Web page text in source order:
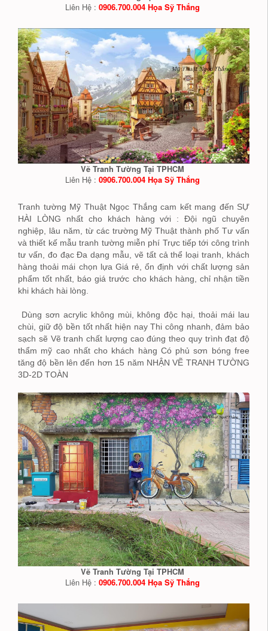
Liên Hệ : 0906.700.004 Họa Sỹ Thắng
Vẽ Tranh Tường Tại TPHCM
Liên Hệ : 0906.700.004 Họa Sỹ Thắng
Tranh tường Mỹ Thuật Ngọc Thắng cam kết mang đến SỰ
HÀI LÒNG nhất cho khách hàng với : Đội ngũ chuyên
nghiệp, lâu năm, từ các trường Mỹ Thuật thành phố Tư vấn
và thiết kế mẫu tranh tường miễn phí Trực tiếp tới công trình
tư vấn, đo đạc Đa dạng mẫu, vẽ tất cả thể loại tranh, khách
hàng thoải mái chọn lựa Giá rẻ, ổn định với chất lượng sản
phẩm tốt nhất, báo giá trước cho khách hàng, chỉ nhận tiền
khi khách hài lòng.
Dùng sơn acrylic không mùi, không độc hại, thoải mái lau
chùi, giữ độ bền tốt nhất hiện nay Thi công nhanh, đảm bảo
sạch sẽ Vẽ tranh chất lượng cao đúng theo quy trình đạt độ
thẩm mỹ cao nhất cho khách hàng Có phủ sơn bóng free
tăng độ bền lên đến hơn 15 năm NHẬN VẼ TRANH TƯỜNG
3D-2D TOÀN
Vẽ Tranh Tường Tại TPHCM
Liên Hệ : 0906.700.004 Họa Sỹ Thắng